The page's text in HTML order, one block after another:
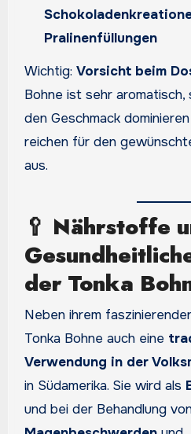
Pralinenfüllungen
Wichtig: Vorsicht beim
Bohne ist sehr aromatisch,
den Geschmack
reichen für den
aus.
🥄 Nährstoffe
der Tonka
Neben ihrem
Tonka Bohne auch eine
Verwendung in der
in Südamerika. Sie wird als
und bei der Behandlung